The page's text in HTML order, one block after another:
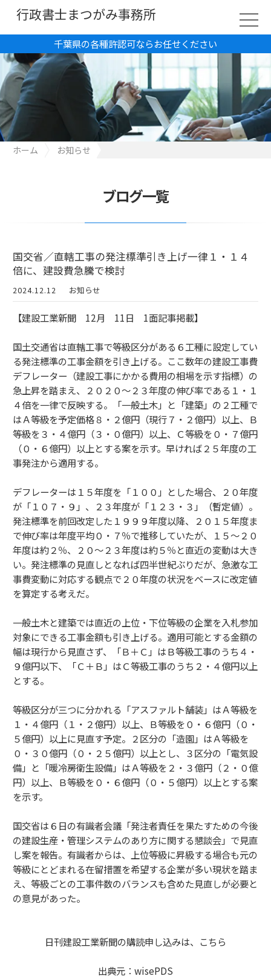
千葉県の各種許認可ならお任せください
行政書士まつがみ事務所
ホーム
お知らせ
ブログ一覧
国交省／直轄工事の発注標準引き上げ一律１・１４
倍に、建設費急騰で検討
2024.12.12 お知らせ
【建設工業新聞 12月 11日 1面記事掲載】
国土交通省は直轄工事で等級区分がある６工種に設定してい
る発注標準の工事金額を引き上げる。ここ数年の建設工事費
デフレーター（建設工事にかかる費用の相場を示す指標）の
急上昇を踏まえ、２０２０～２３年度の伸び率である１・１
４倍を一律で反映する。「一般土木」と「建築」の２工種で
はＡ等級を予定価格８・２億円（現行７・２億円）以上、Ｂ
等級を３・４億円（３・０億円）以上、Ｃ等級を０・７億円
（０・６億円）以上とする案を示す。早ければ２５年度の工
事発注から適用する。
デフレーターは１５年度を「１００」とした場合、２０年度
が「１０７・９」、２３年度が「１２３・３」（暫定値）。
発注標準を前回改定した１９９９年度以降、２０１５年度ま
で伸び率は年度平均０・７％で推移していたが、１５～２０
年度は約２％、２０～２３年度は約５％と直近の変動は大き
い。発注標準の見直しとなれば四半世紀ぶりだが、急激な工
事費変動に対応する観点で２０年度の状況をベースに改定値
を算定する考えだ。
一般土木と建築では直近の上位・下位等級の企業を入札参加
対象にできる工事金額も引き上げる。適用可能とする金額の
幅は現行から見直さず、「Ｂ＋Ｃ」はＢ等級工事のうち４・
９億円以下、「Ｃ＋Ｂ」はＣ等級工事のうち２・４億円以上
とする。
等級区分が三つに分かれる「アスファルト舗装」はＡ等級を
１・４億円（１・２億円）以上、Ｂ等級を０・６億円（０・
５億円）以上に見直す予定。２区分の「造園」はＡ等級を
０・３０億円（０・２５億円）以上とし、３区分の「電気設
備」と「暖冷房衛生設備」はＡ等級を２・３億円（２・０億
円）以上、Ｂ等級を０・６億円（０・５億円）以上とする案
を示す。
国交省は６日の有識者会議「発注者責任を果たすための今後
の建設生産・管理システムのあり方に関する懇談会」で見直
し案を報告。有識者からは、上位等級に昇級する場合も元の
等級にとどまれる在留措置を希望する企業が多い現状を踏ま
え、等級ごとの工事件数のバランスも含めた見直しが必要と
の意見があった。
日刊建設工業新聞の購読申し込みは、 こちら
出典元： wisePDS